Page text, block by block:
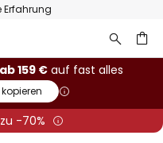
Erfahrung
159 €auf fast alles
kopieren
-70%